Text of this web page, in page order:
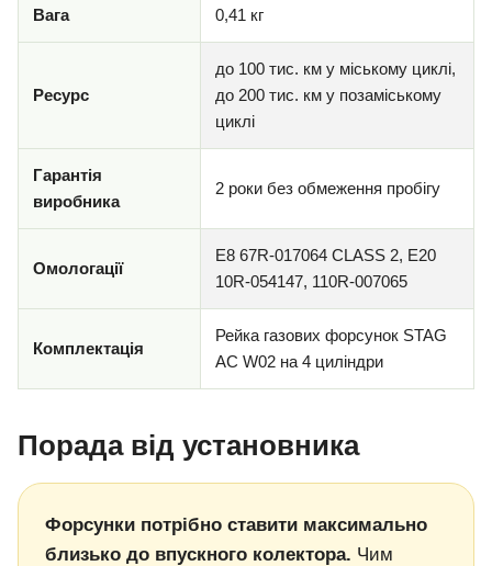
Вага 0,41 кг
Ресурс
до 100 тис. км у міському циклі,
до 200 тис. км у позаміському
циклі
Гарантія
виробника
2 роки без обмеження пробігу
Омологації
E8 67R-017064 CLASS 2, E20
10R-054147, 110R-007065
Комплектація
Рейка газових форсунок STAG
AC W02 на 4 циліндри
Порада від установника
Форсунки потрібно ставити максимально
близько до впускного колектора. Чим